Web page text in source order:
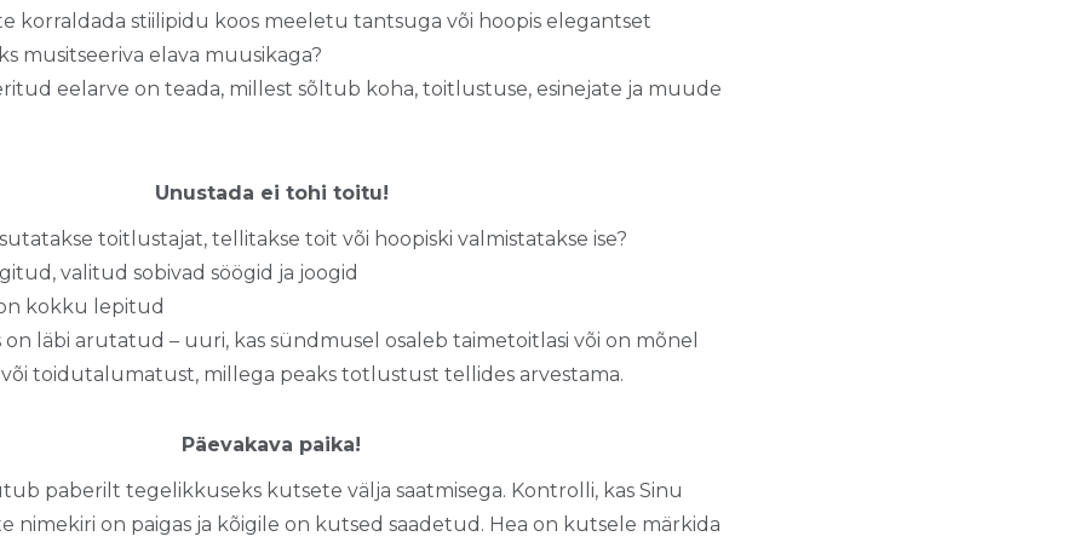
korraldada stiilipidu koos meeletu tantsuga või hoopis elegantset
musitseeriva elava muusikaga?
eelarve on teada, millest sõltub koha, toitlustuse, esinejate ja muude
Unustada ei tohi toitu!
toitlustajat, tellitakse toit või hoopiski valmistatakse ise?
valitud sobivad söögid ja joogid
kokku lepitud
läbi arutatud – uuri, kas sündmusel osaleb taimetoitlasi või on mõnel
toidutalumatust, millega peaks totlustust tellides arvestama.
Päevakava paika!
paberilt tegelikkuseks kutsete välja saatmisega. Kontrolli, kas Sinu
nimekiri on paigas ja kõigile on kutsed saadetud. Hea on kutsele märkida